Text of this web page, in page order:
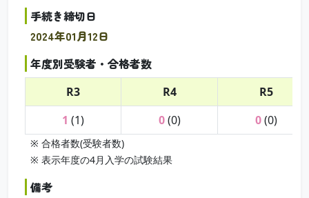
手続き締切日
2024年01月12日
年度別受験者・合格者数
R3 R4
R5
1 (1) 0(0) 0(0)
※ 合格者数(受験者数)
※ 表示年度の4月入学の試験結果
備考